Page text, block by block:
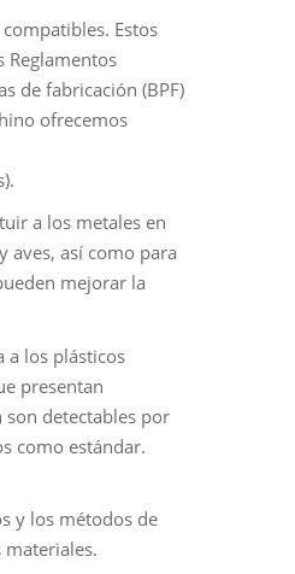
Estos
Reglamentos
de fabricación (BPF)
ofrecemos
a los metales en
aves, así como para
mejorar la
a los plásticos
presentan
son detectables por
como estándar.
y los métodos de